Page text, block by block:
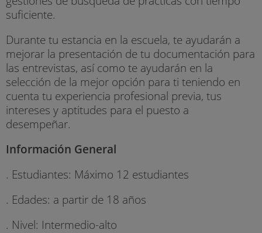
suficiente.
Durante tu estancia en la escuela, te ayudarán a
mejorar la presentación de tu documentación para
las entrevistas, así como te ayudarán en la
selección de la mejor opción para ti teniendo en
cuenta tu experiencia profesional previa, tus
intereses y aptitudes para el puesto a
desempeñar.
Información General
. Estudiantes: Máximo 12 estudiantes
. Edades: a partir de 18 años
. Nivel: Intermedio-alto